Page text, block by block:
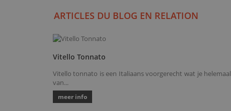
ARTICLES DU BLOG EN RELATION
Vitello Tonnato
Vitello tonnato is een Italiaans voorgerecht wat je helemaal
van...
meer info